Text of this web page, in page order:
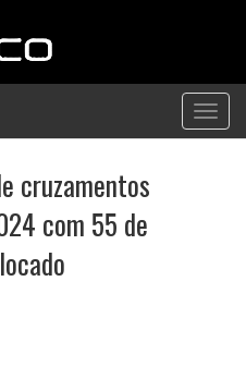
cruzamentos
com 55 de